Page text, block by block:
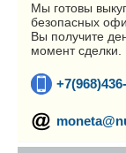
Мы готовы
безопасных
Вы получите
момент сделки.